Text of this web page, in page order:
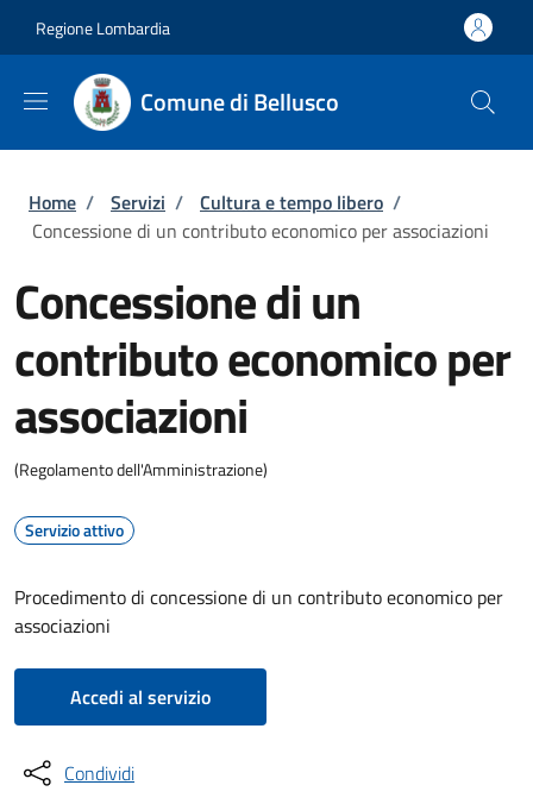
Regione Lombardia
Comune di Bellusco
Briciole di pane
Home / Servizi / Cultura e tempo libero /
Concessione di un contributo economico per associazioni
Concessione di un
contributo economico per
associazioni
(Regolamento dell'Amministrazione)
Servizio attivo
Procedimento di concessione di un contributo economico per
associazioni
Accedi al servizio
Condividi